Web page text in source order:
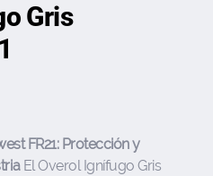
Gris
FR21: Protección y
El Overol Ignífugo Gris